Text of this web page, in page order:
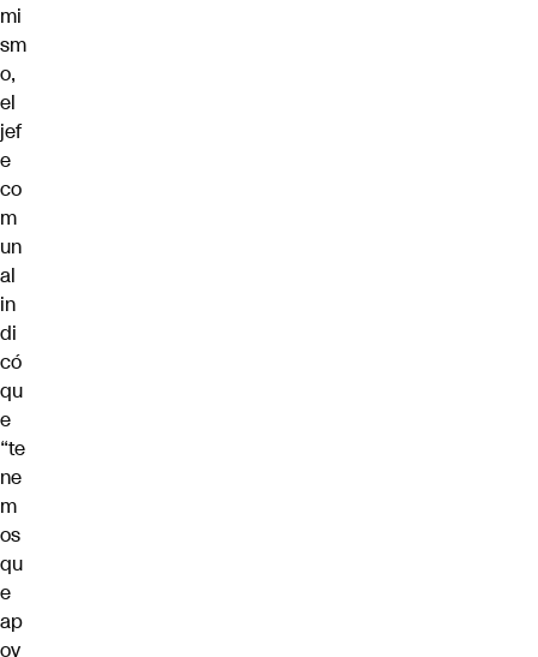
mi
sm
o,
el
jef
e
co
m
un
al
in
di
có
qu
e
“te
ne
m
os
qu
e
ap
oy